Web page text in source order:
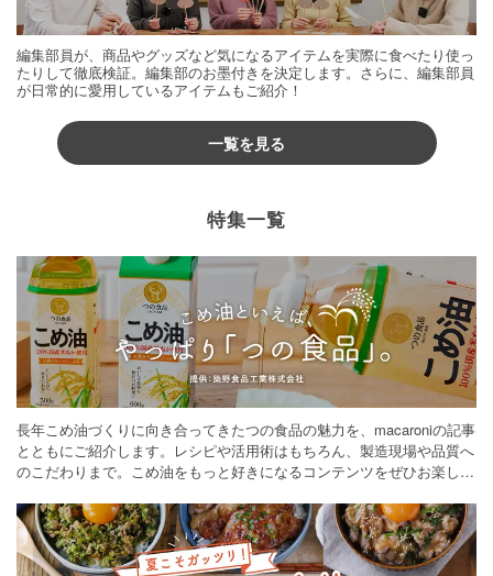
編集部員が、商品やグッズなど気になるアイテムを実際に食べたり使っ
たりして徹底検証。編集部のお墨付きを決定します。さらに、編集部員
が日常的に愛用しているアイテムもご紹介！
一覧を見る
特集一覧
長年こめ油づくりに向き合ってきたつの食品の魅力を、macaroniの記事
とともにご紹介します。レシピや活用術はもちろん、製造現場や品質へ
のこだわりまで。こめ油をもっと好きになるコンテンツをぜひお楽しみ